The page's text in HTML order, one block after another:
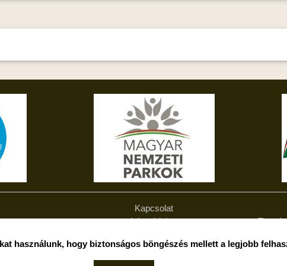
használunk, hogy biztonságos böngészés mellett a legjobb
Kapcsolat
Adatvédelem
Hírlevél leiratkozás